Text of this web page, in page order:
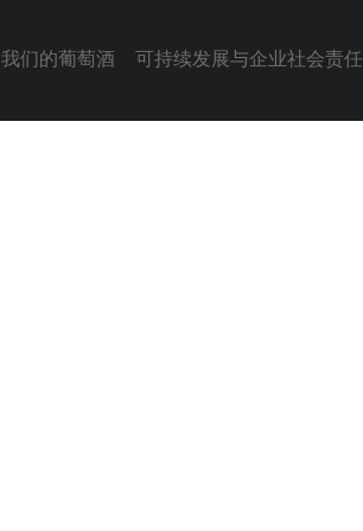
我们的葡萄酒 可持续发展与企业社会责任